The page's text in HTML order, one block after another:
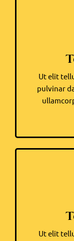
Ut elit
pulvinar
Ut elit